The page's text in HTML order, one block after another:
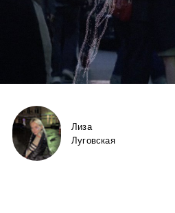
Лиза
Луговская